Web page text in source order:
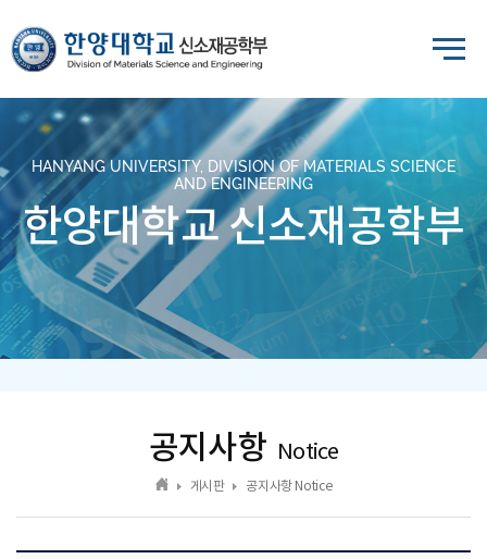
HANYANG UNIVERSITY, DIVISION OF MATERIALS SCIENCE
AND ENGINEERING
한양대학교 신소재공학부
공지사항 Notice
게시판 공지사항 Notice